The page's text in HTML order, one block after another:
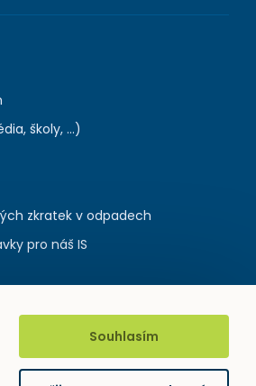
školy, ...)
zkratek v odpadech
pro náš IS
Souhlasím